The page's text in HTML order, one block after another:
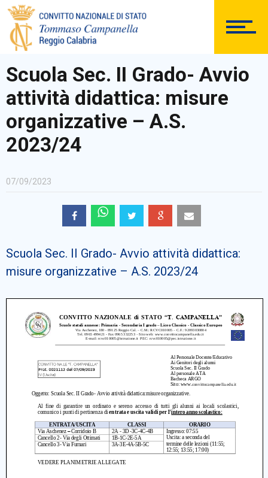
DOCUMENTAZIONE
PERSONALE
Scuola Sec. II Grado- Avvio
attività didattica: misure
organizzative – A.S.
2023/24
07/09/2023
Scuola Sec. II Grado- Avvio attività didattica:
misure organizzative – A.S. 2023/24